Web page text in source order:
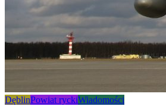
DęblinPowiat ryckiWiadomości